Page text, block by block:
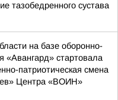
тазобедренного сустава
на базе оборонно-
«Авангард» стартовала
патриотическая смена
Центра «ВОИН»